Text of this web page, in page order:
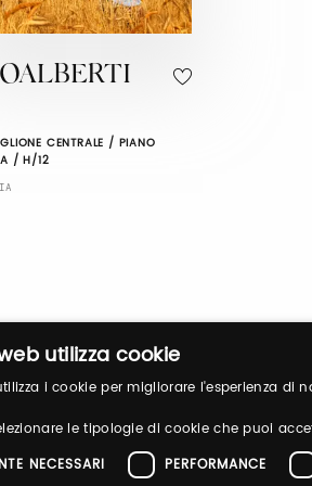
CENTRALE / PIANO
/ H/12
utilizza cookie
i cookie per migliorare l'esperienza
le tipologie di cookie che puoi
NECESSARI
PERFORMANCE